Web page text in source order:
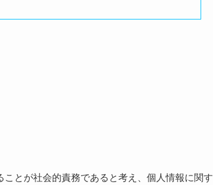
とが社会的責務であると考え、個人情報に関す